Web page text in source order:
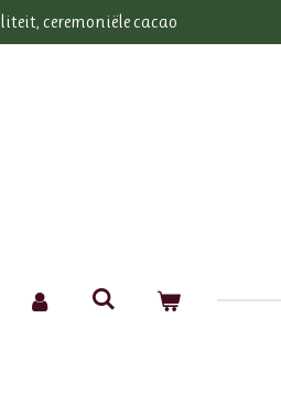
ceremoniële cacao